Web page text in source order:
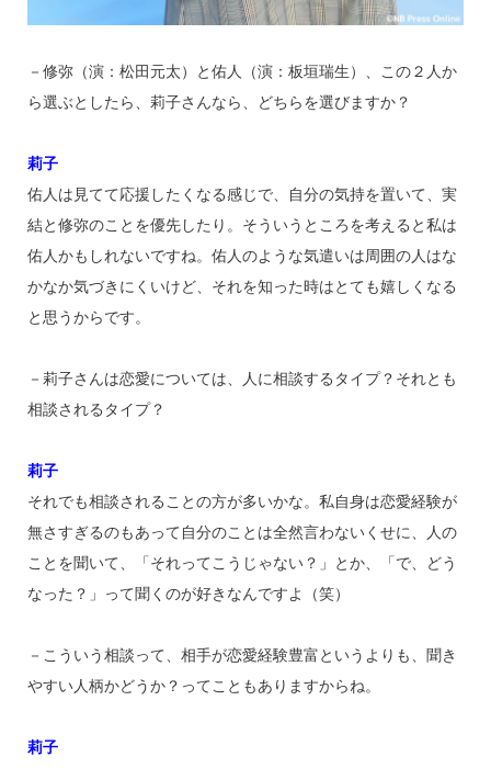
－修弥（演：松田元太）と佑人（演：板垣瑞生）、この２人か
ら選ぶとしたら、莉子さんなら、どちらを選びますか？
莉子
佑人は見てて応援したくなる感じで、自分の気持を置いて、実
結と修弥のことを優先したり。そういうところを考えると私は
佑人かもしれないですね。佑人のような気遣いは周囲の人はな
かなか気づきにくいけど、それを知った時はとても嬉しくなる
と思うからです。
－莉子さんは恋愛については、人に相談するタイプ？それとも
相談されるタイプ？
莉子
それでも相談されることの方が多いかな。私自身は恋愛経験が
無さすぎるのもあって自分のことは全然言わないくせに、人の
ことを聞いて、「それってこうじゃない？」とか、「で、どう
なった？」って聞くのが好きなんですよ（笑）
－こういう相談って、相手が恋愛経験豊富というよりも、聞き
やすい人柄かどうか？ってこともありますからね。
莉子